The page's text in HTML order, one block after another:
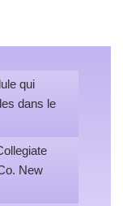
qui
dans le
New